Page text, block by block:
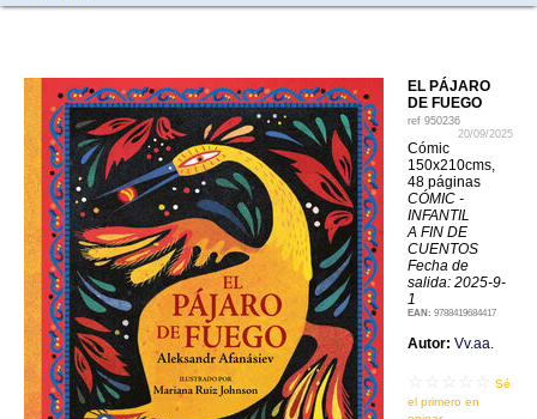
EL PÁJARO
DE FUEGO
ref 950236
20/09/2025
Cómic
150x210cms,
48 páginas
CÓMIC -
INFANTIL
A FIN DE
CUENTOS
Fecha de
salida: 2025-9-
1
EAN: 9788419684417
Autor: Vv.aa.
Sé
el primero en